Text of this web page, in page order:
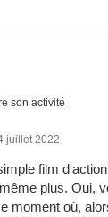
son activité
juillet 2022
film
plus. Oui,
moment où,